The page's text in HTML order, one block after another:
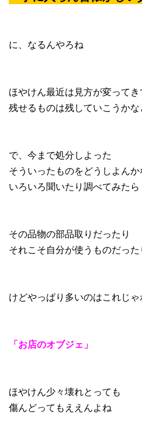
に、なるんやろね
ほやけん最近は見方が変ってき
残せるものは残していこうかな
で、今まで処分しよった
そういったものをどうしよんか
いろいろ聞いたり調べてみたら
その品物の部品取りだったり
それこそ自分が使うものだった
けどやっぱり多いのはこれじゃ
「お店のオブジェ」
ほやけん少々壊れとっても
傷んどってもええんよね